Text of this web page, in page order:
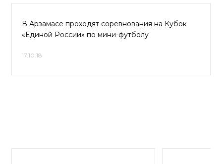
В Арзамасе проходят соревнования на Кубок
«Единой России» по мини-футболу
17.10.18